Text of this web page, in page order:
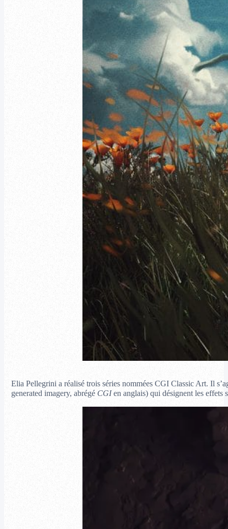
Elia Pellegrini a réalisé trois séries nommées CGI Classic Art. Il
generated imagery, abrégé CGIen anglais) qui désignent les effets